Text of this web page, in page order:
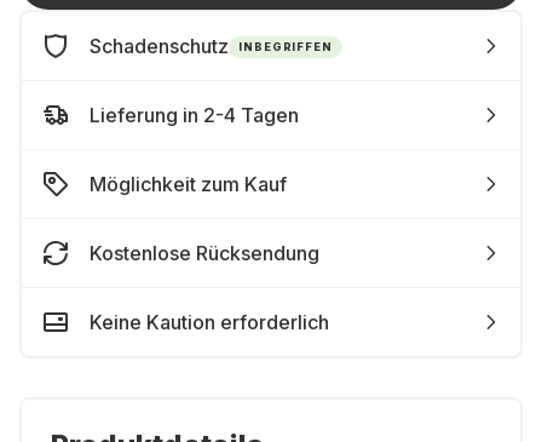
Schadenschutz INBEGRIFFEN
Lieferung in 2-4 Tagen
Möglichkeit zum Kauf
Kostenlose Rücksendung
Keine Kaution erforderlich